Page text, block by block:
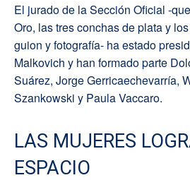
El jurado de la Sección Oficial -
Oro, las tres conchas de plata y
guion y fotografía- ha estado
Malkovich y han formado parte
Suárez, Jorge Gerricaechevarría,
Szankowski y Paula Vaccaro.
LAS MUJERES
ESPACIO